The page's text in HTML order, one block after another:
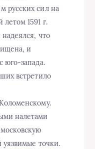
русских сил на
1591 г.
что
и
юго-запада.
встретило
налетами
уязвимые точки.